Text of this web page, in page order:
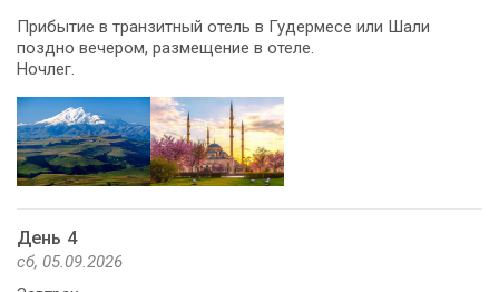
Прибытие в транзитный отель в Гудермесе или Шали
поздно вечером, размещение в отеле.
Ночлег.
День 4
сб, 05.09.2026